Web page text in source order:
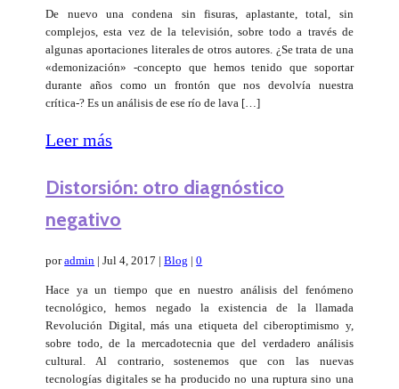
De nuevo una condena sin fisuras, aplastante, total, sin
complejos, esta vez de la televisión, sobre todo a través de
algunas aportaciones literales de otros autores. ¿Se trata de una
«demonización» -concepto que hemos tenido que soportar
durante años como un frontón que nos devolvía nuestra
crítica-? Es un análisis de ese río de lava […]
Leer más
Distorsión: otro diagnóstico
negativo
poradmin |Jul 4, 2017 |Blog |0
Hace ya un tiempo que en nuestro análisis del fenómeno
tecnológico, hemos negado la existencia de la llamada
Revolución Digital, más una etiqueta del ciberoptimismo y,
sobre todo, de la mercadotecnia que del verdadero análisis
cultural. Al contrario, sostenemos que con las nuevas
tecnologías digitales se ha producido no una ruptura sino una